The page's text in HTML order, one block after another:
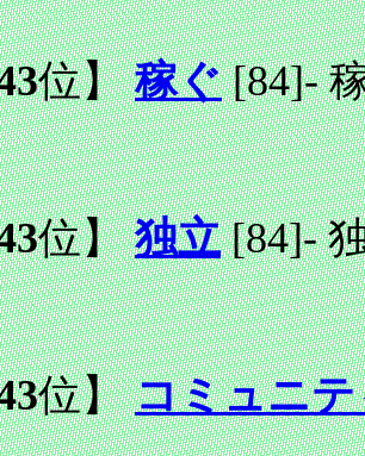
位】稼ぐ[84]-
位】独立[84]-
位】コミュニテ